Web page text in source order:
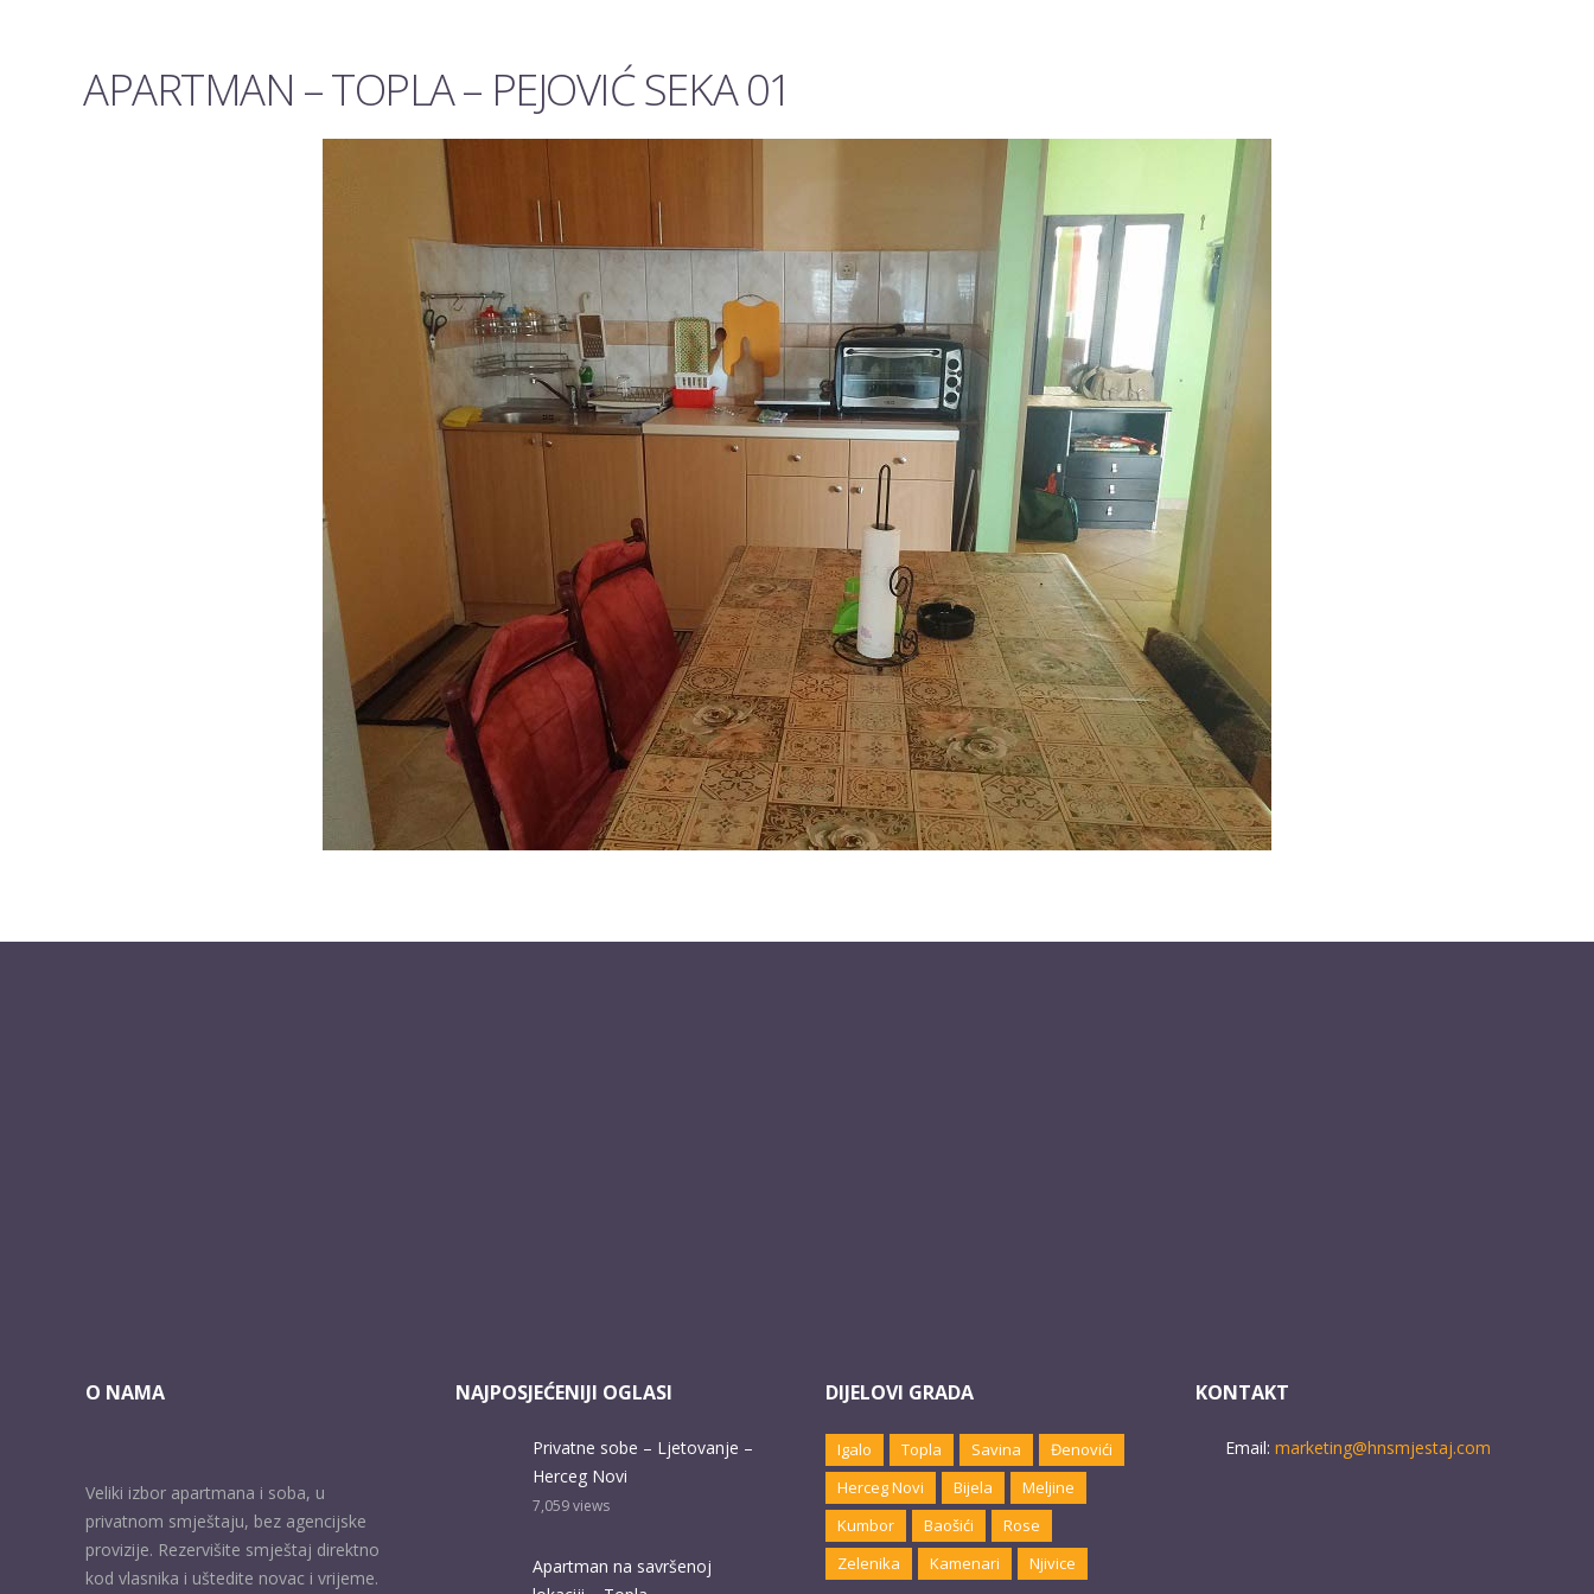
APARTMAN – TOPLA – PEJOVIĆ SEKA 01
O NAMA
Veliki izbor apartmana i soba, u
privatnom smještaju, bez agencijske
provizije. Rezervišite smještaj direktno
kod vlasnika i uštedite novac i vrijeme.
NAJPOSJEĆENIJI OGLASI
Privatne sobe – Ljetovanje –
Herceg Novi
7,059views
Apartman na savršenoj
DIJELOVI GRADA
Igalo Topla Savina
Đenovići
Herceg Novi
Bijela
Meljine
Kumbor
Baošići
Rose
Zelenika
Kamenari Njivice
KONTAKT
Email: marketing@hnsmjestaj.com